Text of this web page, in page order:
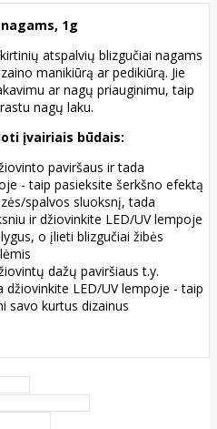
nagams, 1g
atspalvių blizgučiai nagams
manikiūrą ar pedikiūrą. Jie
ar nagų priauginimu, taip
nagų laku.
įvairiais būdais:
paviršaus ir tada
- taip pasieksite šerkšno efektą
spalvos sluoksnį, tada
ir džiovinkite LED/UV lempoje
o įlieti blizgučiai žibės
dažų paviršiaus t.y.
LED/UV lempoje - taip
savo kurtus dizainus